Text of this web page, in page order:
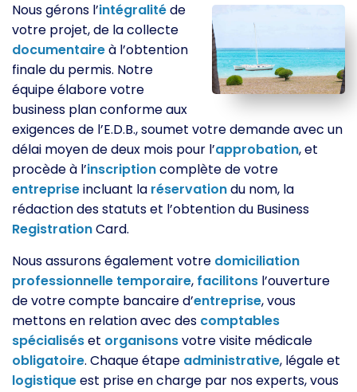
Nous gérons l’intégralitéde
votre projet, de la collecte
documentaireà l’obtention
finale du permis. Notre
équipe élabore votre
business plan conforme aux
exigences de l’E.D.B., soumet votre demande avec un
délai moyen de deux mois pour l’approbation, et
procède à l’inscriptioncomplète de votre
entrepriseincluant la réservationdu nom, la
rédaction des statuts et l’obtention du Business
RegistrationCard.
Nous assurons également votre domiciliation
professionnelle temporaire, facilitons l’ouverture
de votre compte bancaire d’entreprise, vous
mettons en relation avec des comptables
spécialiséset organisonsvotre visite médicale
obligatoire. Chaque étape administrative, légale et
logistiqueest prise en charge par nos experts, vous